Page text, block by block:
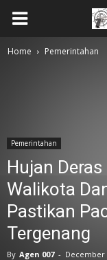
Home Pemerintahan
Pemerintahan
Hujan
Walikota
Pastikan
Tergenang
By Agen 007 - December